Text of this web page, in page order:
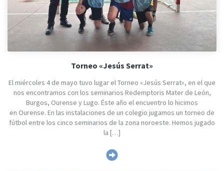
Torneo «Jesús Serrat»
El miércoles 4 de mayo tuvo lugar el Torneo «Jesús Serrat», en el que
nos encontramos con los seminarios Redemptoris Mater de León,
Burgos, Ourense y Lugo. Éste año el encuentro lo hicimos
en Ourense. En las instalaciones de un colegio jugamos un torneo de
fútbol entre los cinco seminarios de la zona noroeste. Hemos jugado
la […]